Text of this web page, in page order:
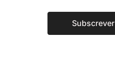
Subscrever